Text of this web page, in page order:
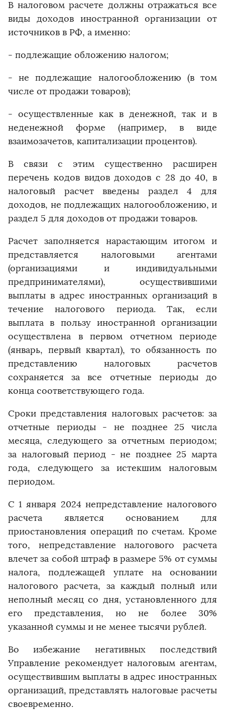
В налоговом расчете должны отражаться все
виды доходов иностранной организации от
источников в РФ, а именно:
- подлежащие обложению налогом;
- не подлежащие налогообложению (в том
числе от продажи товаров);
- осуществленные как в денежной, так и в
неденежной форме (например, в виде
взаимозачетов, капитализации процентов).
В связи с этим существенно расширен
перечень кодов видов доходов с 28 до 40, в
налоговый расчет введены раздел 4 для
доходов, не подлежащих налогообложению, и
раздел 5 для доходов от продажи товаров.
Расчет заполняется нарастающим итогом и
представляется налоговыми агентами
(организациями и индивидуальными
предпринимателями), осуществившими
выплаты в адрес иностранных организаций в
течение налогового периода. Так, если
выплата в пользу иностранной организации
осуществлена в первом отчетном периоде
(январь, первый квартал), то обязанность по
представлению налоговых расчетов
сохраняется за все отчетные периоды до
конца соответствующего года.
Сроки представления налоговых расчетов: за
отчетные периоды - не позднее 25 числа
месяца, следующего за отчетным периодом;
за налоговый период - не позднее 25 марта
года, следующего за истекшим налоговым
периодом.
С 1 января 2024 непредставление налогового
расчета является основанием для
приостановления операций по счетам. Кроме
того, непредставление налогового расчета
влечет за собой штраф в размере 5% от суммы
налога, подлежащей уплате на основании
налогового расчета, за каждый полный или
неполный месяц со дня, установленного для
его представления, но не более 30%
указанной суммы и не менее тысячи рублей.
Во избежание негативных последствий
Управление рекомендует налоговым агентам,
осуществившим выплаты в адрес иностранных
организаций, представлять налоговые расчеты
своевременно.